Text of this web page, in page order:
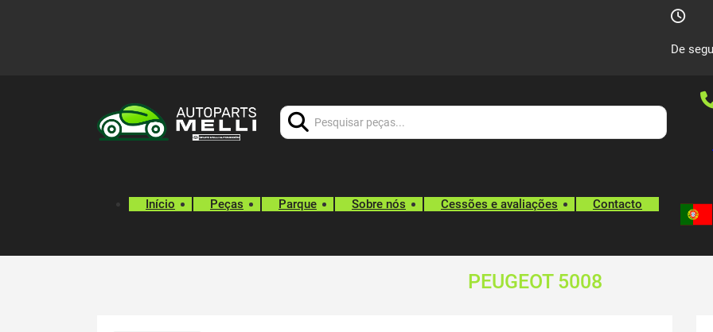
De
Início Peças Parque Sobre nós Cessões e avaliações Contacto
PEUGEOT 5008